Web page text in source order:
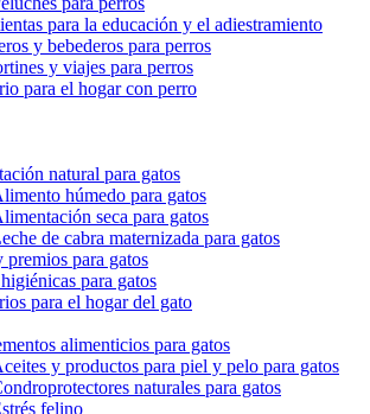
para la educación y el adiestramiento
y bebederos para perros
y viajes para perros
para el hogar con perro
natural para gatos
húmedo para gatos
seca para gatos
de cabra maternizada para gatos
premios para gatos
para gatos
para el hogar del gato
alimenticios para gatos
y productos para piel y pelo para gatos
naturales para gatos
felino